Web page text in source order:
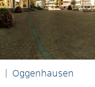
Oggenhausen